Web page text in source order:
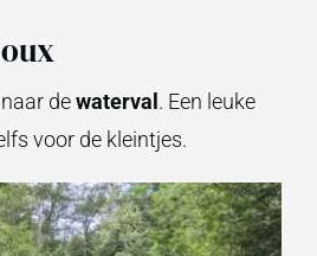
dewaterval . Een leuke
voor de kleintjes.